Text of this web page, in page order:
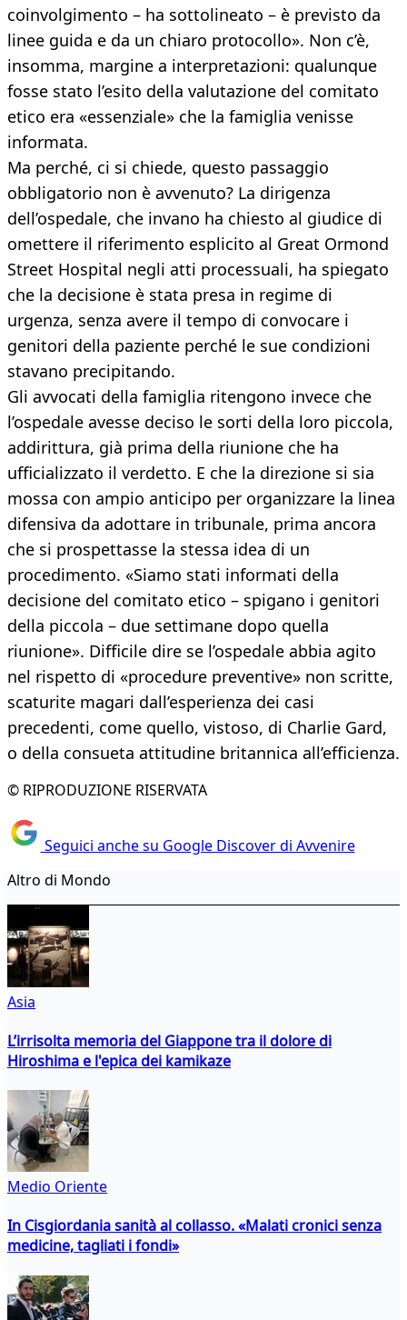
coinvolgimento – ha sottolineato – è previsto da
linee guida e da un chiaro protocollo». Non c’è,
insomma, margine a interpretazioni: qualunque
fosse stato l’esito della valutazione del comitato
etico era «essenziale» che la famiglia venisse
informata.
Ma perché, ci si chiede, questo passaggio
obbligatorio non è avvenuto? La dirigenza
dell’ospedale, che invano ha chiesto al giudice di
omettere il riferimento esplicito al Great Ormond
Street Hospital negli atti processuali, ha spiegato
che la decisione è stata presa in regime di
urgenza, senza avere il tempo di convocare i
genitori della paziente perché le sue condizioni
stavano precipitando.
Gli avvocati della famiglia ritengono invece che
l’ospedale avesse deciso le sorti della loro piccola,
addirittura, già prima della riunione che ha
ufficializzato il verdetto. E che la direzione si sia
mossa con ampio anticipo per organizzare la linea
difensiva da adottare in tribunale, prima ancora
che si prospettasse la stessa idea di un
procedimento. «Siamo stati informati della
decisione del comitato etico – spigano i genitori
della piccola – due settimane dopo quella
riunione». Difficile dire se l’ospedale abbia agito
nel rispetto di «procedure preventive» non scritte,
scaturite magari dall’esperienza dei casi
precedenti, come quello, vistoso, di Charlie Gard,
o della consueta attitudine britannica all’efficienza.
© RIPRODUZIONE RISERVATA
Seguici anche su Google Discover di Avvenire
Altro di Mondo
Asia
L’irrisolta memoria del Giappone tra il dolore di
Hiroshima e l'epica dei kamikaze
Medio Oriente
In Cisgiordania sanità al collasso. «Malati cronici senza
medicine, tagliati i fondi»